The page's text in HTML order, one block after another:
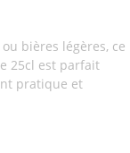
bières légères, ce
25cl est parfait
pratique et